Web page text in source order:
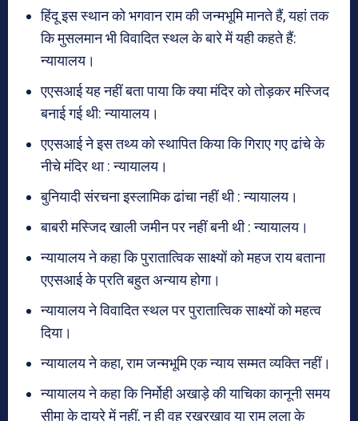
हिंदू इस स्थान को भगवान राम की जन्मभूमि मानते हैं, यहां तक
कि मुसलमान भी विवादित स्थल के बारे में यही कहते हैं:
न्यायालय।
एएसआई यह नहीं बता पाया कि क्या मंदिर को तोड़कर मस्जिद
बनाई गई थी: न्यायालय।
एएसआई ने इस तथ्य को स्थापित किया कि गिराए गए ढांचे के
नीचे मंदिर था : न्यायालय।
बुनियादी संरचना इस्लामिक ढांचा नहीं थी : न्यायालय।
बाबरी मस्जिद खाली जमीन पर नहीं बनी थी : न्यायालय।
न्यायालय ने कहा कि पुरातात्विक साक्ष्यों को महज राय बताना
एएसआई के प्रति बहुत अन्याय होगा।
न्यायालय ने विवादित स्थल पर पुरातात्विक साक्ष्यों को महत्व
दिया।
न्यायालय ने कहा, राम जन्मभूमि एक न्याय सम्मत व्यक्ति नहीं।
न्यायालय ने कहा कि निर्मोही अखाड़े की याचिका कानूनी समय
सीमा के दायरे में नहीं, न ही वह रखरखाव या राम लला के